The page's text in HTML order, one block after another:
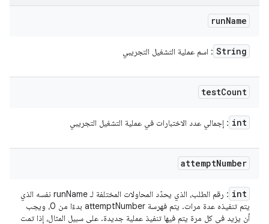
runName
String : اسم عملية التشغيل التجريبي
testCount
int : إجمالي عدد الاختبارات في عملية التشغيل التجريبي
attemptNumber
int
: رقم الطلب، الذي يحدّد المحاولات المختلفة لـ runName نفسه الذي
يتم تنفيذه عدة مرات. يتم فهرسة attemptNumber بدءًا من 0، ويجب
أن يزيد في كل مرة يتم فيها تنفيذ عملية جديدة. على سبيل المثال، إذا تمت